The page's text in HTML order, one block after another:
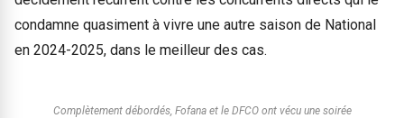
condamne quasiment à vivre une autre saison de National
en 2024-2025, dans le meilleur des cas.
Complètement débordés, Fofana et le DFCO ont vécu une soirée